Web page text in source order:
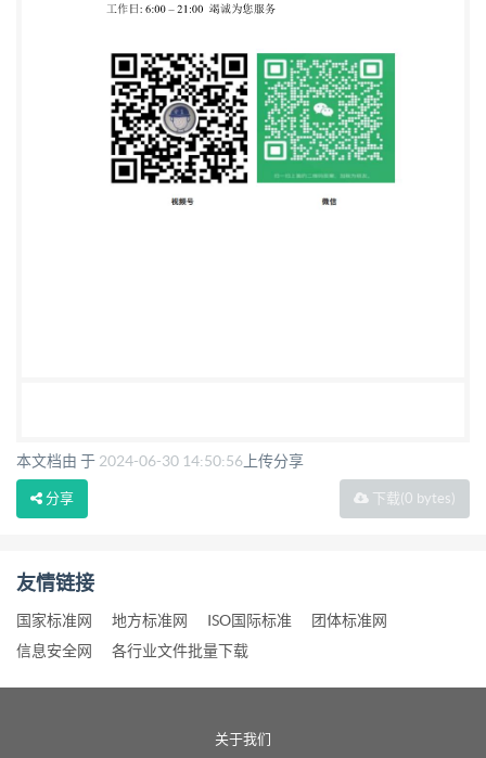
本文档由 于 2024-06-30 14:50:56 上传分享
下载(0 bytes)
分享
友情链接
国家标准网 地方标准网 ISO国际标准
团体标准网
信息安全网
各行业文件批量下载
关于我们